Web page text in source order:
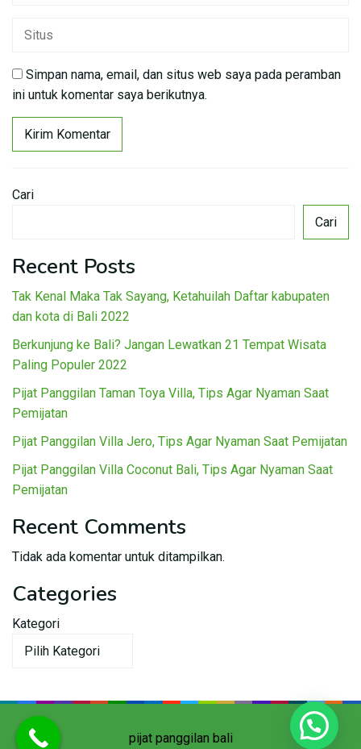
Simpan nama, email, dan situs web saya pada peramban
ini untuk komentar saya berikutnya.
Cari
Cari
Recent Posts
Tak Kenal Maka Tak Sayang, Ketahuilah Daftar kabupaten
dan kota di Bali 2022
Berkunjung ke Bali? Jangan Lewatkan 21 Tempat Wisata
Paling Populer 2022
Pijat Panggilan Taman Toya Villa, Tips Agar Nyaman Saat
Pemijatan
Pijat Panggilan Villa Jero, Tips Agar Nyaman Saat Pemijatan
Pijat Panggilan Villa Coconut Bali, Tips Agar Nyaman Saat
Pemijatan
Recent Comments
Tidak ada komentar untuk ditampilkan.
Categories
Kategori
pijat panggilan bali